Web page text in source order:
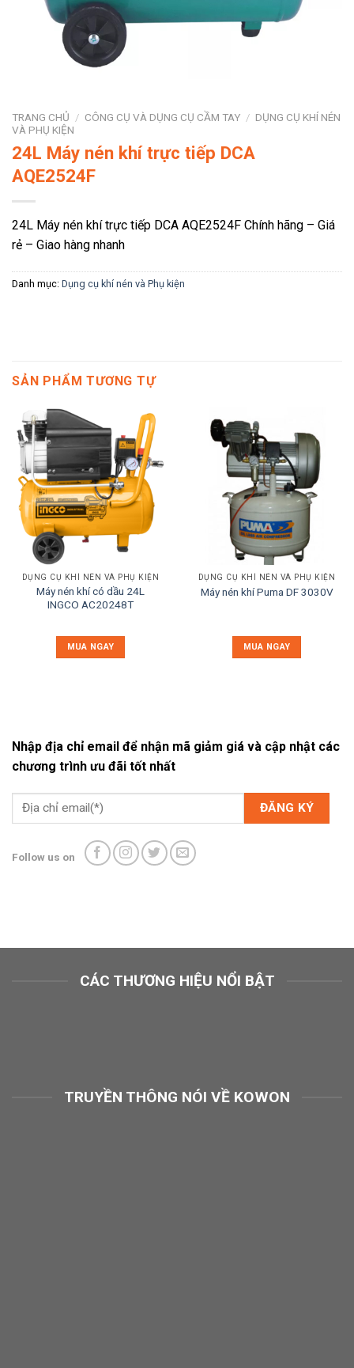
TRANG CHỦ / CÔNG CỤ VÀ DỤNG CỤ CẦM TAY / DỤNG CỤ KHÍ NÉN
VÀ PHỤ KIỆN
24L Máy nén khí trực tiếp DCA
AQE2524F
24L Máy nén khí trực tiếp DCA AQE2524F Chính hãng – Giá
rẻ – Giao hàng nhanh
Danh mục: Dụng cụ khí nén và Phụ kiện
SẢN PHẨM TƯƠNG TỰ
DỤNG CỤ KHÍ NÉN VÀ PHỤ KIỆN
Máy nén khí có dầu 24L
INGCO AC20248T
MUA NGAY
DỤNG CỤ KHÍ NÉN VÀ PHỤ KIỆN
Máy nén khí Puma DF 3030V
MUA NGAY
Nhập địa chỉ email để nhận mã giảm giá và cập nhật các
chương trình ưu đãi tốt nhất
Follow us on
CÁC THƯƠNG HIỆU NỔI BẬT
TRUYỀN THÔNG NÓI VỀ KOWON